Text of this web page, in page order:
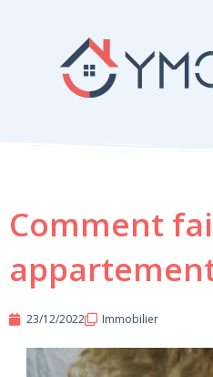
Comment
23/12/2022 Immobilier